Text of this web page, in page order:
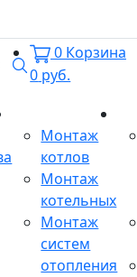
Поиск
0 Корзина
0 руб.
Монтаж
котлов
Монтаж
котельных
Монтаж
систем
отопления